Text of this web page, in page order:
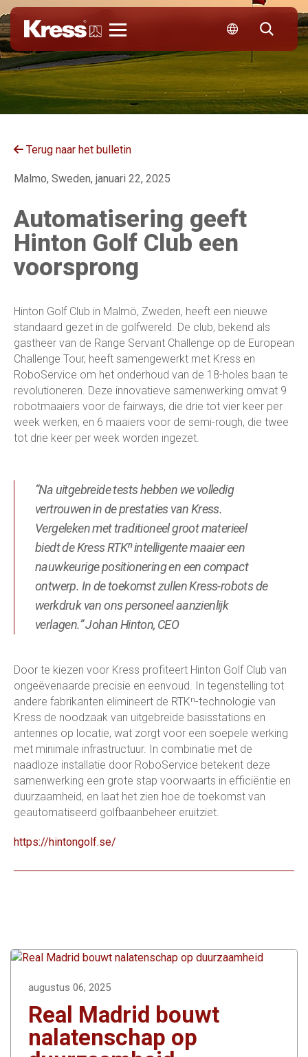
Terug naar het bulletin
Malmo, Sweden, januari 22, 2025
Automatisering geeft
Hinton Golf Club een
voorsprong
Hinton Golf Club in Malmö, Zweden, heeft een nieuwe
standaard gezet in de golfwereld. De club, bekend als
gastheer van de Range Servant Challenge op de European
Challenge Tour, heeft samengewerkt met Kress en
RoboService om het onderhoud van de 18-holes baan te
revolutioneren. Deze innovatieve samenwerking omvat 9
robotmaaiers voor de fairways, die drie tot vier keer per
week werken, en 6 maaiers voor de semi-rough, die twee
tot drie keer per week worden ingezet.
“Na uitgebreide tests hebben we volledig
vertrouwen in de prestaties van Kress.
Vergeleken met traditioneel groot materieel
biedt de Kress RTKⁿ intelligente maaier een
nauwkeurige positionering en een compact
ontwerp. In de toekomst zullen Kress-robots de
werkdruk van ons personeel aanzienlijk
verlagen.” Johan Hinton, CEO
Door te kiezen voor Kress profiteert Hinton Golf Club van
ongeëvenaarde precisie en eenvoud. In tegenstelling tot
andere fabrikanten elimineert de RTKⁿ-technologie van
Kress de noodzaak van uitgebreide basisstations en
antennes op locatie, wat zorgt voor een soepele werking
met minimale infrastructuur. In combinatie met de
naadloze installatie door RoboService betekent deze
samenwerking een grote stap voorwaarts in efficiëntie en
duurzaamheid, en laat het zien hoe de toekomst van
geautomatiseerd golfbaanbeheer eruitziet.
https://hintongolf.se/
augustus 06, 2025
Real Madrid bouwt
nalatenschap op